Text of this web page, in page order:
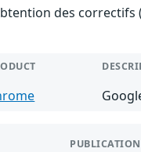
des correctifs